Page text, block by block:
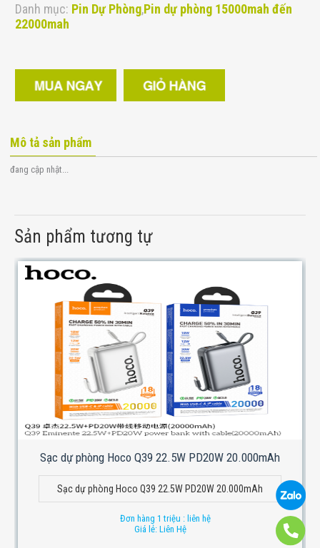
Danh mục: Pin Dự Phòng,Pin dự phòng 15000mah đến
22000mah
Mô tả sản phẩm
đang cập nhật...
Sản phẩm tương tự
Sạc dự phòng Hoco Q39 22.5W PD20W 20.000mAh
Sạc dự phòng Hoco Q39 22.5W PD20W 20.000mAh
Đơn hàng 1 triệu : liên hệ
Giá lẻ: Liên Hệ